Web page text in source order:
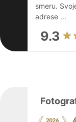
smeru.
adrese ...
9.3